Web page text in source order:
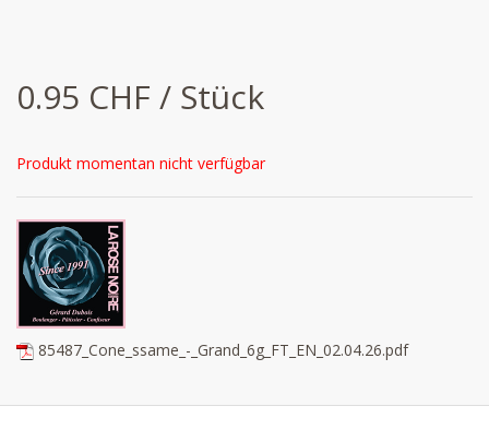
0.95 CHF / Stück
Produkt momentan nicht verfügbar
85487_Cone_ssame_-_Grand_6g_FT_EN_02.04.26.pdf